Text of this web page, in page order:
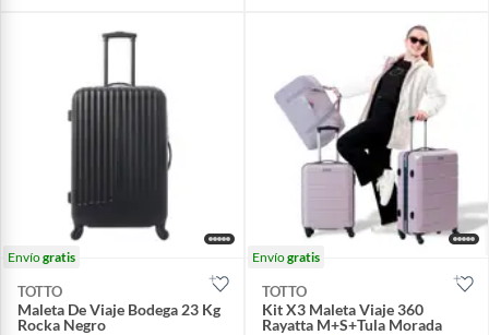
Envíogratis
TOTTO
Maleta De Viaje Bodega 23 Kg
Rocka Negro
Envíogratis
TOTTO
Kit X3 Maleta Viaje 360
Rayatta M+S+Tula Morada